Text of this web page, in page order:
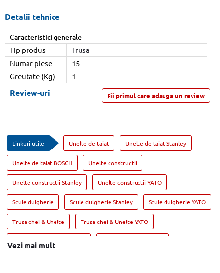
Detalii tehnice
Caracteristici generale
Tip produs
Trusa
Numar piese
15
Greutate (Kg)
1
Fii primul care adauga un review
Review-uri
Linkuri utile Unelte de taiat Unelte de taiat Stanley
Unelte de taiat BOSCH Unelte constructii
Unelte constructii Stanley Unelte constructii YATO
Scule dulgherie Scule dulgherie Stanley Scule dulgherie YATO
Trusa chei & Unelte Trusa chei & Unelte YATO
Trusa chei & Unelte Stanley
Vezi mai mult